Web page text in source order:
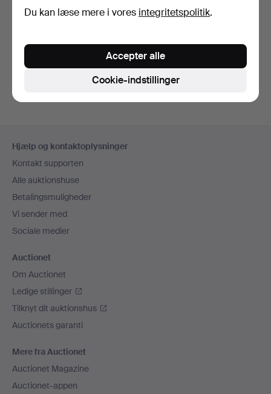
vores arkiv med afsluttede
auktioner.
Hjælp og kontaktoplysninger
Kontakt supporten
Alle auktionshuse
Betalingsmuligheder
Vi sender med
Sociale medier
Auctionet
Om Auctionet
Ledige stillinger
Tilknyt dit auktionshus
Auctionets garanti
Mere fra Auctionet
Auctionet Magazine
Auctionet-appen
Du kan læse mere i vores integritetspolitik.
Cookie-indstillinger
Accepter alle